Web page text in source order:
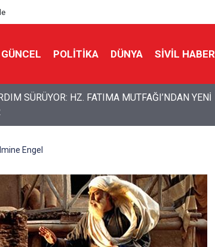
GÜNCEL POLITIKA DÜNYA SIVIL HABER
seferberlik" kararı: Savaşa hazırlık mesajı
Engel